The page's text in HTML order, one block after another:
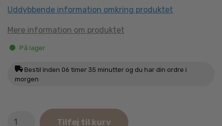
Uddybbende information omkring produktet
Mere information om produktet
På lager
Bestil inden 06 timer 35 minutter og du har din ordre i
morgen
Tilføj til kurv